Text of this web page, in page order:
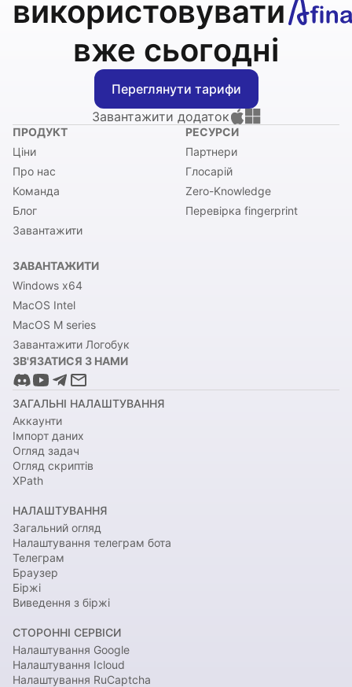
використовувати
вже сьогодні
Переглянути тарифи
Завантажити додаток
ПРОДУКТ
Ціни
Про нас
Команда
Блог
Завантажити
РЕСУРСИ
Партнери
Глосарій
Zero-Knowledge
Перевірка fingerprint
ЗАВАНТАЖИТИ
Windows x64
MacOS Intel
MacOS M series
Завантажити Логобук
ЗВ'ЯЗАТИСЯ З НАМИ
ЗАГАЛЬНІ НАЛАШТУВАННЯ
Аккаунти
Імпорт даних
Огляд задач
Огляд скриптів
XPath
НАЛАШТУВАННЯ
Загальний огляд
Налаштування телеграм бота
Телеграм
Браузер
Біржі
Виведення з біржі
СТОРОННІ СЕРВІСИ
Налаштування Google
Налаштування Icloud
Налаштування RuCaptcha